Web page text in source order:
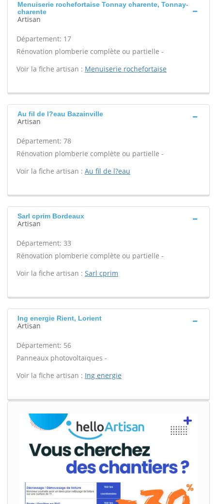
Menuiserie rochefortaise Tonnay charente, Tonnay-
charente
Artisan
Département: 17
Rénovation plomberie complète ou partielle -
Voir la fiche artisan : Menuiserie rochefortaise
Au fil de l?eau Bazainville
Artisan
Département: 78
Rénovation plomberie complète ou partielle -
Voir la fiche artisan : Au fil de l?eau
Sarl cprim Bordeaux
Artisan
Département: 33
Rénovation plomberie complète ou partielle -
Voir la fiche artisan : Sarl cprim
Ing energie Rient, Lorient
Artisan
Département: 56
Panneaux photovoltaïques -
Voir la fiche artisan : Ing energie